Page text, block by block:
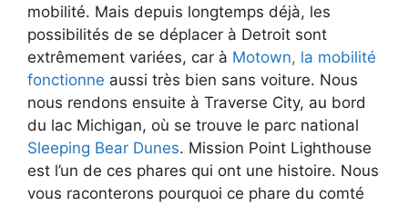
mobilité. Mais depuis longtemps déjà, les
possibilités de se déplacer à Detroit sont
extrêmement variées, car à Motown, la mobilité
fonctionne aussi très bien sans voiture. Nous
nous rendons ensuite à Traverse City, au bord
du lac Michigan, où se trouve le parc national
Sleeping Bear Dunes. Mission Point Lighthouse
est l’un de ces phares qui ont une histoire. Nous
vous raconterons pourquoi ce phare du comté